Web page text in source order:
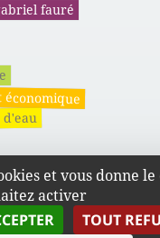
fauré
administratifs du SMAPE
et vous donne
activer
TOUT